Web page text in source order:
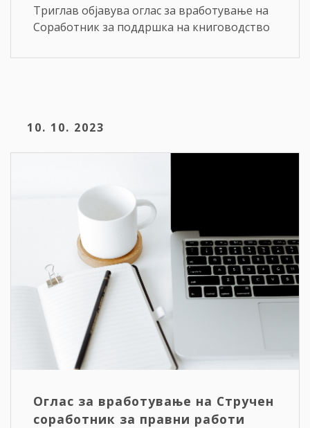
Триглав објавува оглас за вработување на
Соработник за поддршка на книговодство
10. 10. 2023
Оглас за вработување на Стручен
соработник за правни работи